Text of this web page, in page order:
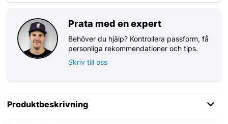
Prata med en expert
Behöver du hjälp? Kontrollera passform, få
personliga rekommendationer och tips.
Skriv till oss
Produktbeskrivning